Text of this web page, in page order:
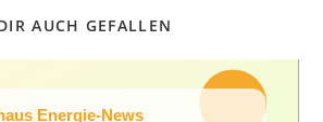
AUCH GEFALLEN